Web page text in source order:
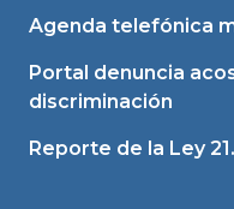
Agenda telefónica
Portal denuncia
discriminación
Reporte de la Ley